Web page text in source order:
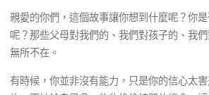
親愛的你們，這個故事讓你想到什麼呢？你
呢？那些父母對我們的、我們對孩子的、我
無所不在。
有時候，你並非沒有能力，只是你的信心太